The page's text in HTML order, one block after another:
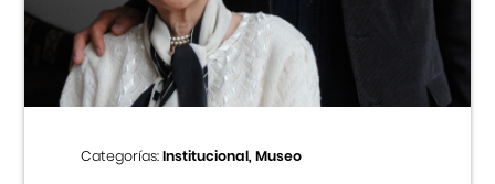
Centro Cultural Peruano Japonés
Cursos
Museo de la Inmigración Japonesa
Categorías:Institucional, Museo